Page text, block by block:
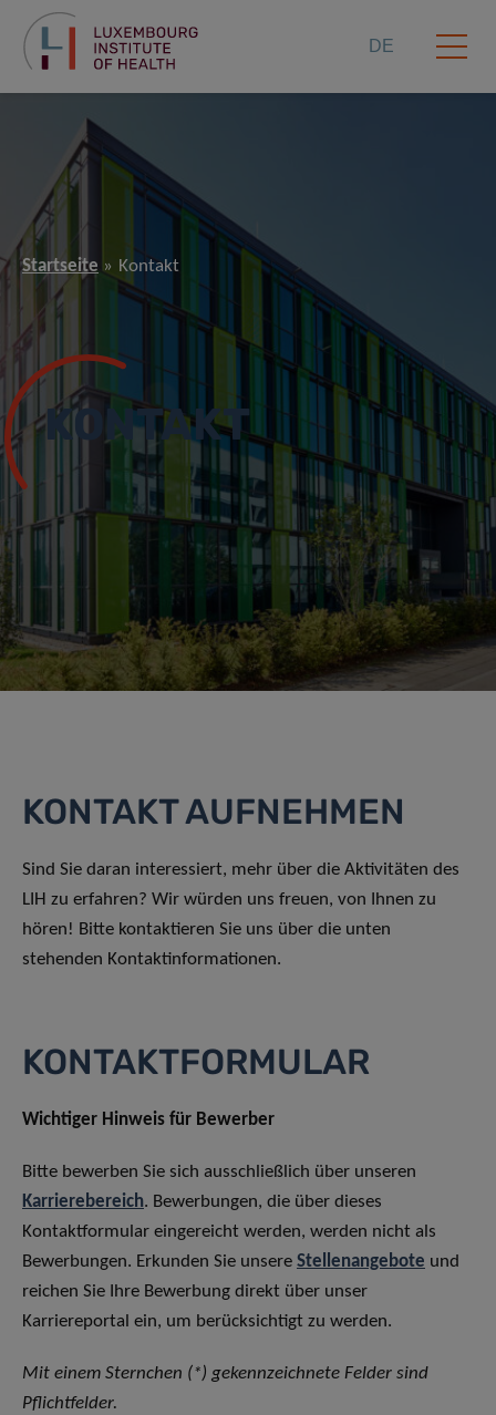
DE
Startseite Kontakt
KONTAKT
KONTAKT AUFNEHMEN
Sind Sie daran interessiert, mehr über die Aktivitäten des
LIH zu erfahren? Wir würden uns freuen, von Ihnen zu
hören! Bitte kontaktieren Sie uns über die unten
stehenden Kontaktinformationen.
KONTAKTFORMULAR
Wichtiger Hinweis für Bewerber
Bitte bewerben Sie sich ausschließlich über unseren
Karrierebereich. Bewerbungen, die über dieses
Kontaktformular eingereicht werden, werden nicht als
Bewerbungen. Erkunden Sie unsere Stellenangebote und
reichen Sie Ihre Bewerbung direkt über unser
Karriereportal ein, um berücksichtigt zu werden.
Mit einem Sternchen (*) gekennzeichnete Felder sind
Pflichtfelder.